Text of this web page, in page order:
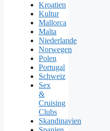
Kroatien
Kultur
Mallorca
Malta
Niederlande
Norwegen
Polen
Portugal
Schweiz
Sex
&
Cruising
Clubs
Skandinavien